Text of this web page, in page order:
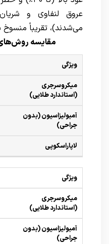
عروق لنفاوی و
می‌شدند)، تقریباً
مقایسه
ویژگی
(استاندارد